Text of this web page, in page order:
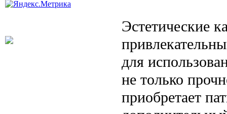
Эстетические
для
не только
приобретает